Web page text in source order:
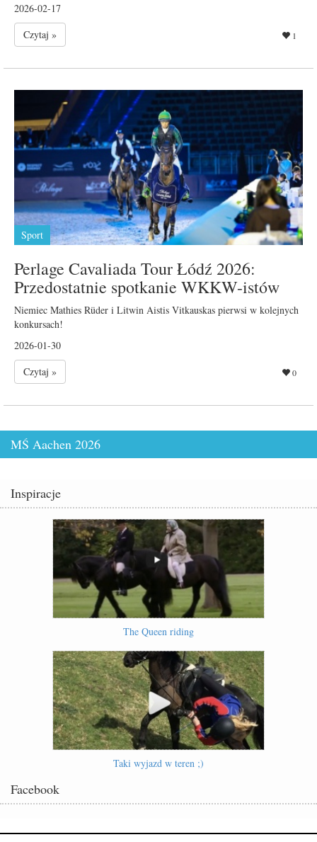
2026-02-17
Czytaj »
1
Sport
Perlage Cavaliada Tour Łódź 2026:
Przedostatnie spotkanie WKKW-istów
Niemiec Mathies Rüder i Litwin Aistis Vitkauskas pierwsi w kolejnych
konkursach!
2026-01-30
Czytaj »
0
MŚ Aachen 2026
Inspiracje
The Queen riding
Taki wyjazd w teren ;)
Facebook